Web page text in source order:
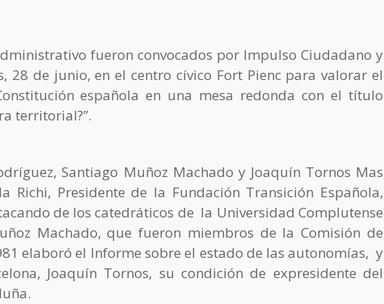
fueron convocados por Impulso Ciudadano y
28 de junio, en el centro cívico Fort Pienc para valorar el
española en una mesa redonda con el título
territorial?”.
Santiago Muñoz Machado y Joaquín Tornos Mas
Richi, Presidente de la Fundación Transición Española,
de los catedráticos de la Universidad Complutense
Machado, que fueron miembros de la Comisión de
elaboró el Informe sobre el estado de las autonomías, y
Joaquín Tornos, su condición de expresidente del